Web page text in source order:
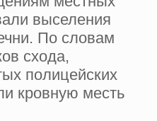
выселения
По словам
схода,
полицейских
кровную месть